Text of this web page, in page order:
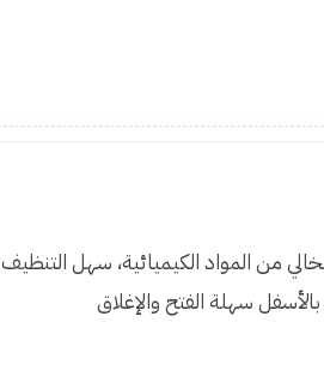
من المواد الكيميائية، سهل التنظيف
سهلة الفتح والإغلاق